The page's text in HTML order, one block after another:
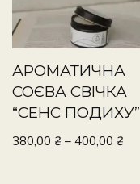
АРОМАТИЧНА
СОЄВА СВІЧКА
“СЕНС ПОДИХУ”
380,00 ₴ – 400,00 ₴